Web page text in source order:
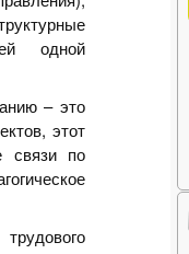
одной
– это
этот
связи по